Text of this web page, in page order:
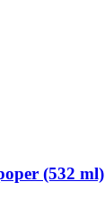
(532 ml)